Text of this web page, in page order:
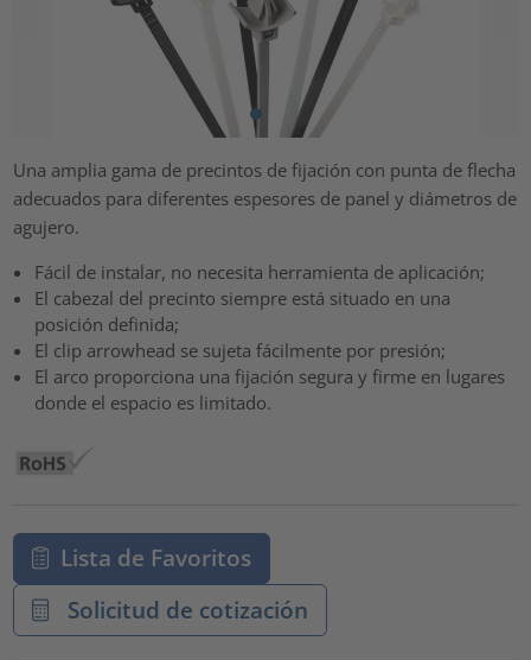
Una amplia gama de precintos de fijación con punta de flecha
adecuados para diferentes espesores de panel y diámetros de
agujero.
Fácil de instalar, no necesita herramienta de aplicación;
El cabezal del precinto siempre está situado en una
posición definida;
El clip arrowhead se sujeta fácilmente por presión;
El arco proporciona una fijación segura y firme en lugares
donde el espacio es limitado.
Lista de Favoritos
Solicitud de cotización